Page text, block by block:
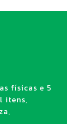
físicas e 5
itens,